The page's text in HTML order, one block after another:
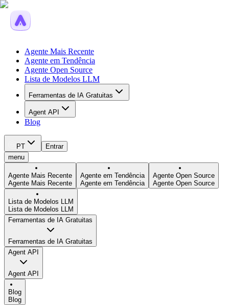
Agente Mais Recente
Agente em Tendência
Agente Open Source
Lista de Modelos LLM
Ferramentas de IA Gratuitas
Agent API
Blog
PT
Entrar
menu
Agente Mais Recente
Agente Mais Recente
Agente em Tendência
Agente em Tendência
Agente Open Source
Agente Open Source
Lista de Modelos LLM
Lista de Modelos LLM
Ferramentas de IA Gratuitas
Ferramentas de IA Gratuitas
Agent API
Agent API
Blog
Blog